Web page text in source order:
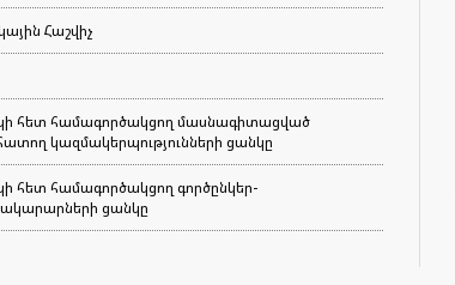
Հաշվիչ
հետ համագործակցող մասնագիտացված
կազմակերպությունների ցանկը
հետ համագործակցող գործընկեր-
ցանկը